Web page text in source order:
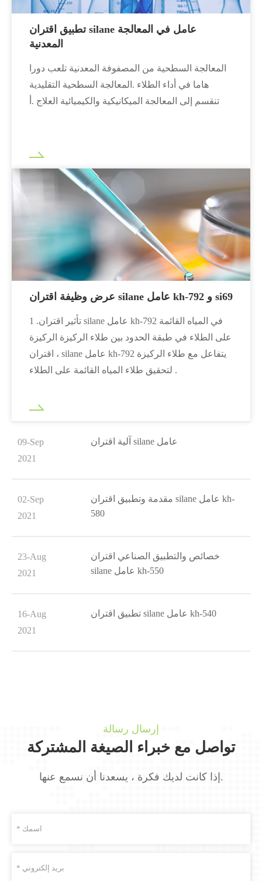
تطبيق اقتران silane عامل في المعالجة
المعدنية
المعالجة السطحية من المصفوفة المعدنية تلعب دورا
هاما في أداء الطلاء .المعالجة السطحية التقليدية
تنقسم إلى المعالجة الميكانيكية والكيميائية العلاج .أ
عرض وظيفة اقتران silane عامل kh-792 و si69
1 .تأثير اقتران silane عامل kh-792 في المياه القائمة
على الطلاء في طبقة الحدود بين طلاء الركيزة الركيزة
، اقتران silane عامل kh-792 يتفاعل مع طلاء الركيزة
لتحقيق طلاء المياه القائمة على الطلاء .
09-Sep
2021
آلية اقتران silane عامل
02-Sep
2021
مقدمة وتطبيق اقتران silane عامل kh-
580
23-Aug
2021
خصائص والتطبيق الصناعي اقتران
silane عامل kh-550
16-Aug
2021
تطبيق اقتران silane عامل kh-540
إرسال رسالة
تواصل مع خبراء الصيغة المشتركة
إذا كانت لديك فكرة ، يسعدنا أن نسمع عنها.